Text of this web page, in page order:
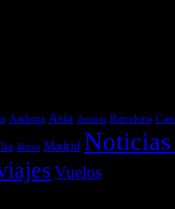
Andorra Asia Austria Barcelona
libros Madrid
Vuelos